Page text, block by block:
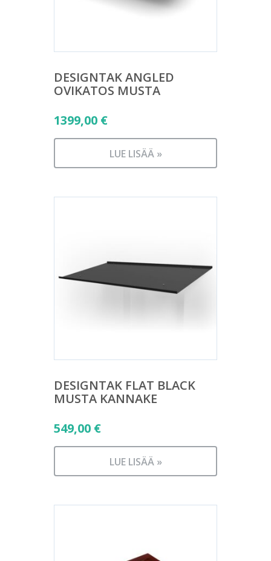
DESIGNTAK ANGLED
OVIKATOS MUSTA
1399,00 €
LUE LISÄÄ »
DESIGNTAK FLAT BLACK
MUSTA KANNAKE
549,00 €
LUE LISÄÄ »